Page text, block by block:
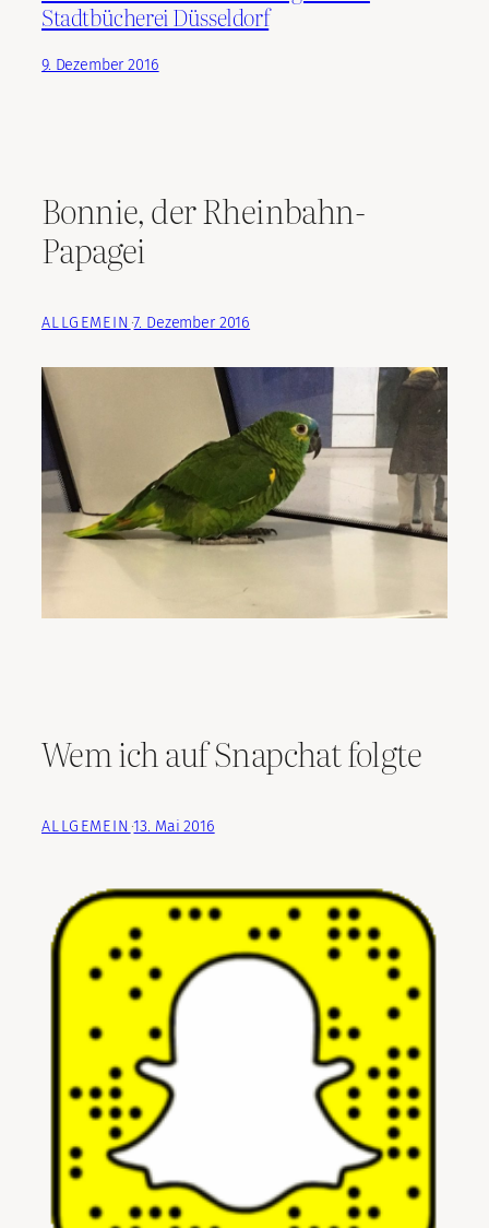
Stadtbücherei Düsseldorf
9. Dezember 2016
Bonnie, der Rheinbahn-
Papagei
ALLGEMEIN ·7. Dezember 2016
Wem ich auf Snapchat folgte
ALLGEMEIN ·13. Mai 2016